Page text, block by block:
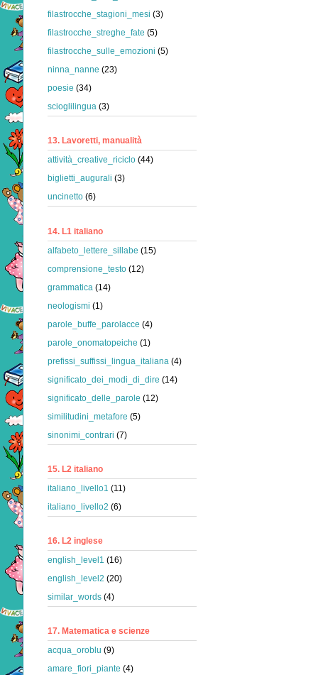
filastrocche_stagioni_mesi (3)
filastrocche_streghe_fate (5)
filastrocche_sulle_emozioni (5)
ninna_nanne (23)
poesie (34)
scioglilingua (3)
13. Lavoretti, manualità
attività_creative_riciclo (44)
biglietti_augurali (3)
uncinetto (6)
14. L1 italiano
alfabeto_lettere_sillabe (15)
comprensione_testo (12)
grammatica (14)
neologismi (1)
parole_buffe_parolacce (4)
parole_onomatopeiche (1)
prefissi_suffissi_lingua_italiana (4)
significato_dei_modi_di_dire (14)
significato_delle_parole (12)
similitudini_metafore (5)
sinonimi_contrari (7)
15. L2 italiano
italiano_livello1 (11)
italiano_livello2 (6)
16. L2 inglese
english_level1 (16)
english_level2 (20)
similar_words (4)
17. Matematica e scienze
acqua_oroblu (9)
amare_fiori_piante (4)